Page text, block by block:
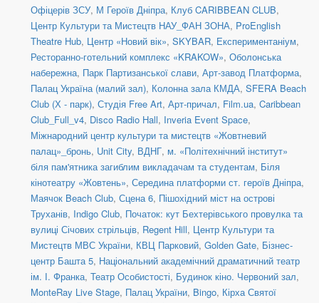
Офіцерів ЗСУ, М Героїв Дніпра, Клуб CARIBBEAN CLUB,
Центр Культури та Мистецтв НАУ_ФАН ЗОНА, ProEnglish
Theatre Hub, Центр «Новий вік», SKYBAR, Експериментаніум,
Ресторанно-готельний комплекс «KRAKOW», Оболонська
набережна, Парк Партизанської слави, Арт-завод Платформа,
Палац Україна (малий зал), Колонна зала КМДА, SFERA Beach
Club (Х - парк), Студія Free Art, Арт-причал, Film.ua, Caribbean
Club_Full_v4, Disco Radio Hall, Inveria Event Space,
Міжнародний центр культури та мистецтв «Жовтневий
палац»_бронь, Unit Сity, ВДНГ, м. «Політехнічний інститут»
біля пам'ятника загиблим викладачам та студентам, Біля
кінотеатру «Жовтень», Середина платформи ст. героїв Дніпра,
Маячок Beach Club, Сцена 6, Пішохідний міст на острові
Труханів, Indigo Club, Початок: кут Бехтерівського провулка та
вулиці Січових стрільців, Regent Hill, Центр Культури та
Мистецтв МВС України, КВЦ Парковий, Golden Gate, Бізнес-
центр Башта 5, Національний академічний драматичний театр
ім. І. Франка, Театр Особистості, Будинок кіно. Червоний зал,
MonteRay Live Stage, Палац України, Bingo, Кірха Святої